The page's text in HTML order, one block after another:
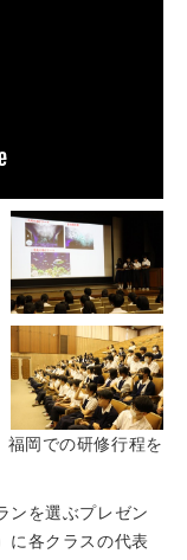
福岡での研修行程を
ンを選ぶプレゼン
に各クラスの代表